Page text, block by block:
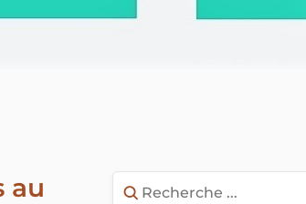
au